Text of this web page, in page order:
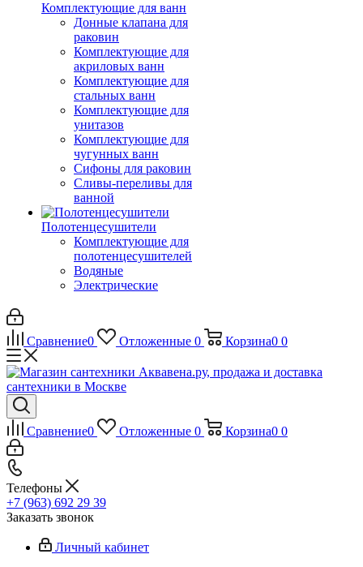
Комплектующие для ванн
Донные клапана для
раковин
Комплектующие для
акриловых ванн
Комплектующие для
стальных ванн
Комплектующие для
унитазов
Комплектующие для
чугунных ванн
Сифоны для раковин
Сливы-переливы для
ванной
Полотенцесушители
Комплектующие для
полотенцесушителей
Водяные
Электрические
Сравнение0 Отложенные 0 Корзина0 0
Сравнение0 Отложенные 0 Корзина0 0
Телефоны
+7 (963) 692 29 39
Заказать звонок
Личный кабинет